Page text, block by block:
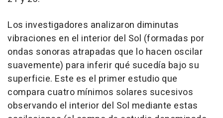
Los investigadores analizaron diminutas
vibraciones en el interior del Sol (formadas por
ondas sonoras atrapadas que lo hacen oscilar
suavemente) para inferir qué sucedía bajo su
superficie. Este es el primer estudio que
compara cuatro mínimos solares sucesivos
observando el interior del Sol mediante estas